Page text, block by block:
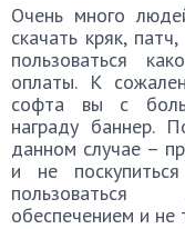
Очень много
скачать кряк,
пользоваться
оплаты. К
софта вы с
награду баннер.
данном случае –
и не
пользоваться
обеспечением и не